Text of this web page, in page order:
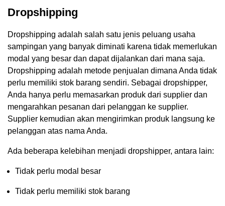
Dropshipping
Dropshipping adalah salah satu jenis peluang usaha
sampingan yang banyak diminati karena tidak memerlukan
modal yang besar dan dapat dijalankan dari mana saja.
Dropshipping adalah metode penjualan dimana Anda tidak
perlu memiliki stok barang sendiri. Sebagai dropshipper,
Anda hanya perlu memasarkan produk dari supplier dan
mengarahkan pesanan dari pelanggan ke supplier.
Supplier kemudian akan mengirimkan produk langsung ke
pelanggan atas nama Anda.
Ada beberapa kelebihan menjadi dropshipper, antara lain:
Tidak perlu modal besar
Tidak perlu memiliki stok barang